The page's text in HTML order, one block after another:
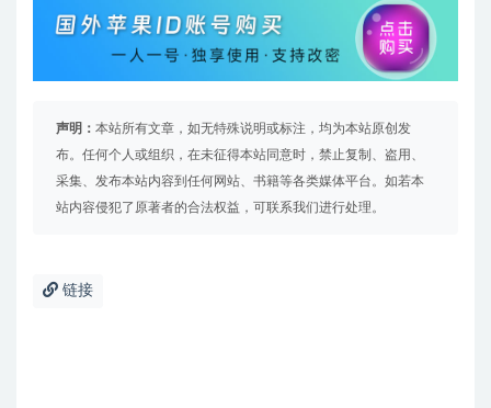
声明： 本站所有文章，如无特殊说明或标注，均为本站原创发
布。任何个人或组织，在未征得本站同意时，禁止复制、盗用、
采集、发布本站内容到任何网站、书籍等各类媒体平台。如若本
站内容侵犯了原著者的合法权益，可联系我们进行处理。
链接